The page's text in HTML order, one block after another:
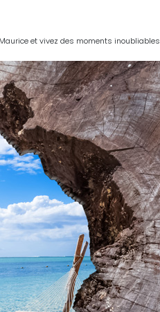
et vivez des moments inoubliables